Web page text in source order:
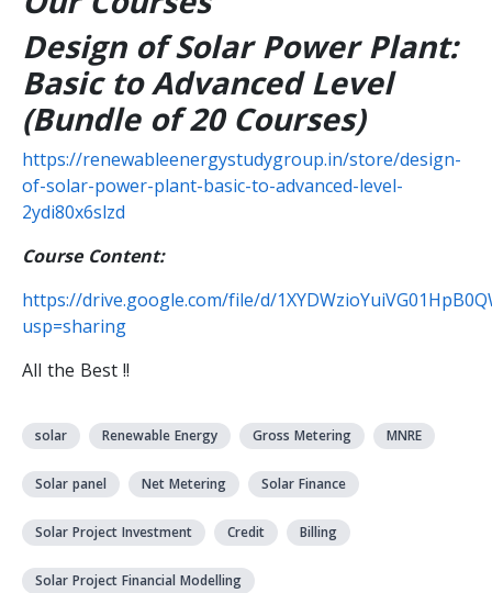
Design of Solar Power Plant:
Basic to Advanced Level
(Bundle of 20 Courses)
https://renewableenergystudygroup.in/store/design-
of-solar-power-plant-basic-to-advanced-level-
2ydi80x6slzd
Course Content:
https://drive.google.com/file/d/
usp=sharing
All the Best !!
solar Renewable Energy Gross Metering MNRE
Solar panel Net Metering Solar Finance
Solar Project Investment Credit Billing
Solar Project Financial Modelling